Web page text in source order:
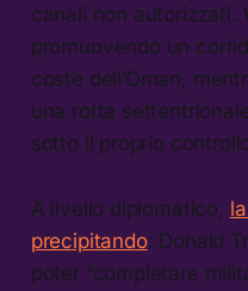
canali non autorizzati.
promuovendo un
coste dell’Oman,
una rotta
sotto il proprio
A livello diplomatico,
precipitando: Donald
poter “completare